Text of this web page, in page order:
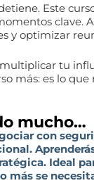
Este
clave.
y optimizar
tu
más: es lo
mucho…
con
Ideal
más se